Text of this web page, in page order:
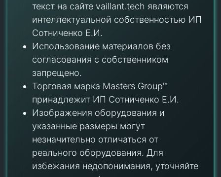
текст на сайте vaillant.tech являются
интеллектуальной собственностью ИП
Сотниченко Е.И.
Использование материалов без
согласования с собственником
запрещено.
Торговая марка Masters Group™
принадлежит ИП Сотниченко Е.И.
Изображения оборудования и
указанные размеры могут
незначительно отличаться от
реального оборудования. Для
избежания недопонимания, уточняйте